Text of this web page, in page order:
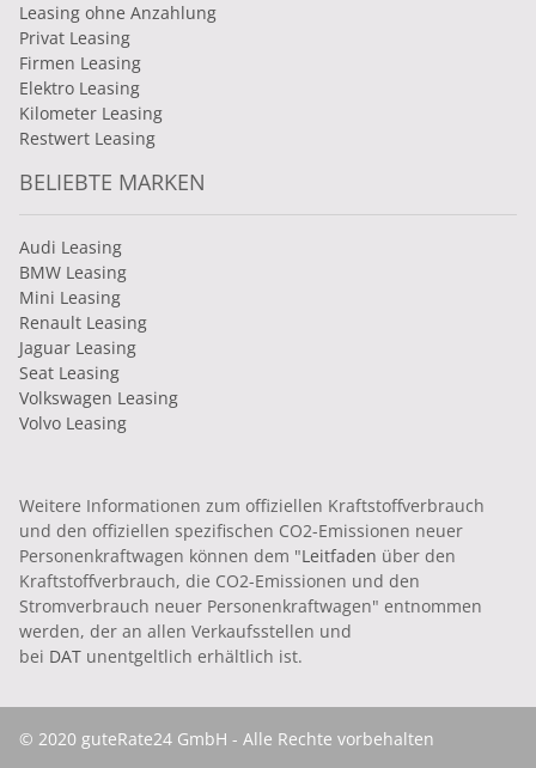
Leasing ohne Anzahlung
Privat Leasing
Firmen Leasing
Elektro Leasing
Kilometer Leasing
Restwert Leasing
BELIEBTE MARKEN
Audi Leasing
BMW Leasing
Mini Leasing
Renault Leasing
Jaguar Leasing
Seat Leasing
Volkswagen Leasing
Volvo Leasing
Weitere Informationen zum offiziellen Kraftstoffverbrauch
und den offiziellen spezifischen CO2-Emissionen neuer
Personenkraftwagen können dem "Leitfaden über den
Kraftstoffverbrauch, die CO2-Emissionen und den
Stromverbrauch neuer Personenkraftwagen" entnommen
werden, der an allen Verkaufsstellen und
bei DAT unentgeltlich erhältlich ist.
© 2020 guteRate24 GmbH - Alle Rechte vorbehalten